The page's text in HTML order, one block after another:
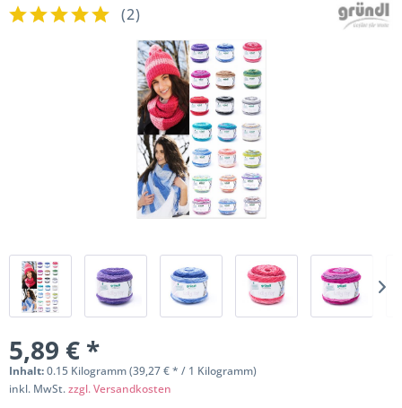
(2)
5,89 € *
Inhalt:0.15 Kilogramm (39,27 € * / 1 Kilogramm)
inkl. MwSt.zzgl. Versandkosten